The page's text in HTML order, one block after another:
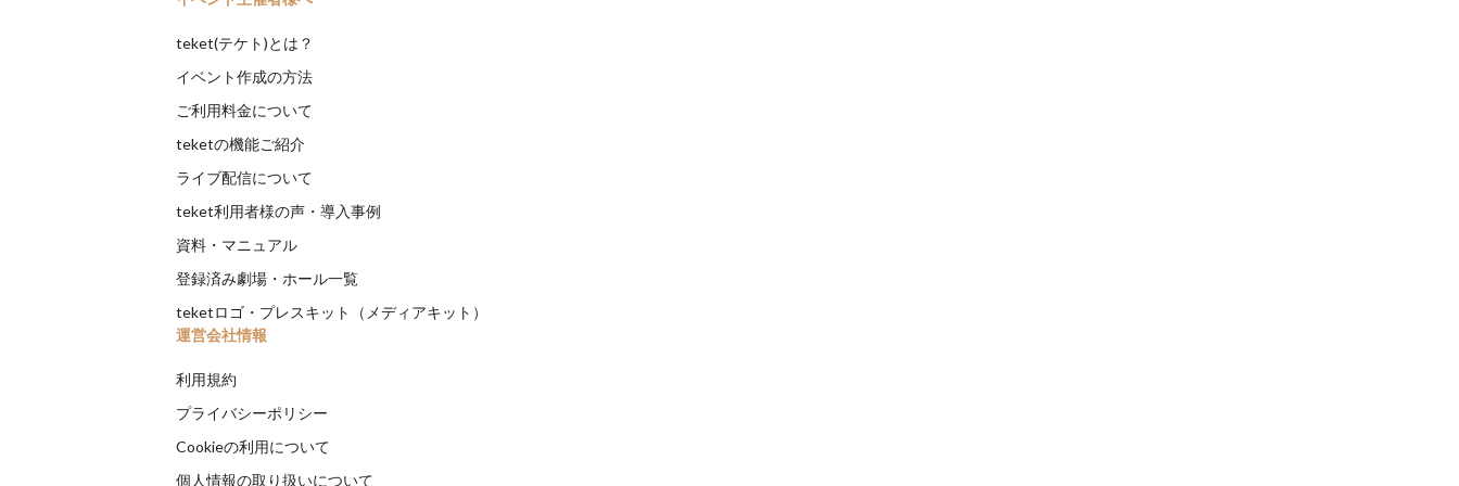
teket(テケト)とは？
イベント作成の方法
ご利用料金について
teketの機能ご紹介
ライブ配信について
teket利用者様の声・導入事例
資料・マニュアル
登録済み劇場・ホール一覧
teketロゴ・プレスキット（メディアキット）
運営会社情報
利用規約
プライバシーポリシー
Cookieの利用について
個人情報の取り扱いについて